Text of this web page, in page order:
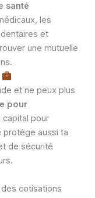
santé
les
et
une mutuelle
et ne peux plus
pour
capital pour
protège aussi ta
de sécurité
cotisations